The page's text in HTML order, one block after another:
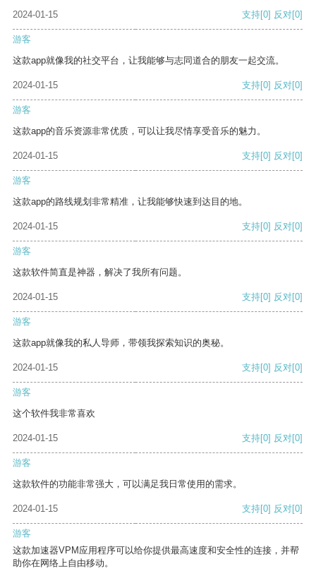
2024-01-15 支持[0] 反对[0]
游客
这款app就像我的社交平台，让我能够与志同道合的朋友一起交流。
2024-01-15 支持[0] 反对[0]
游客
这款app的音乐资源非常优质，可以让我尽情享受音乐的魅力。
2024-01-15 支持[0] 反对[0]
游客
这款app的路线规划非常精准，让我能够快速到达目的地。
2024-01-15 支持[0] 反对[0]
游客
这款软件简直是神器，解决了我所有问题。
2024-01-15 支持[0] 反对[0]
游客
这款app就像我的私人导师，带领我探索知识的奥秘。
2024-01-15 支持[0] 反对[0]
游客
这个软件我非常喜欢
2024-01-15 支持[0] 反对[0]
游客
这款软件的功能非常强大，可以满足我日常使用的需求。
2024-01-15 支持[0] 反对[0]
游客
这款加速器VPM应用程序可以给你提供最高速度和安全性的连接，并帮
助你在网络上自由移动。